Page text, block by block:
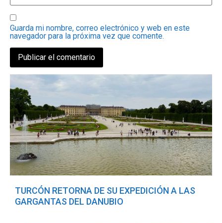
Guarda mi nombre, correo electrónico y web en este
navegador para la próxima vez que comente.
TURCÓN RETORNA DE SU EXPEDICIÓN A LAS
GARGANTAS DEL DANUBIO